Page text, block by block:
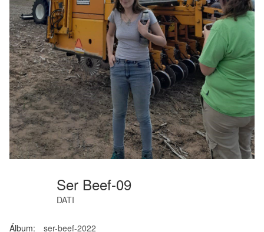
Ser Beef-09
DATI
Álbum: ser-beef-2022